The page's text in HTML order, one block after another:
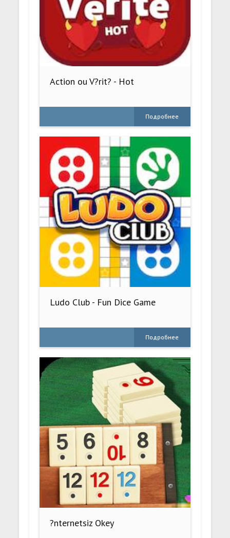
Action ou V?rit? - Hot
Подробнее
Ludo Club - Fun Dice Game
Подробнее
?nternetsiz Okey